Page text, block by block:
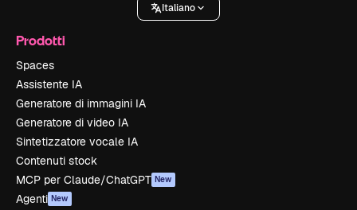
Italiano
Prodotti
Spaces
Assistente IA
Generatore di immagini IA
Generatore di video IA
Sintetizzatore vocale IA
Contenuti stock
MCP per Claude/ChatGPT New
Agenti New